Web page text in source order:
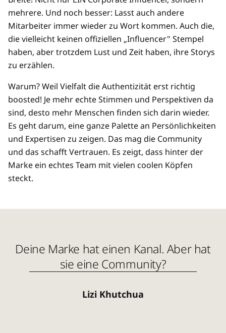
mehrere. Und noch besser: Lasst auch andere
Mitarbeiter immer wieder zu Wort kommen. Auch die,
die vielleicht keinen offiziellen „Influencer" Stempel
haben, aber trotzdem Lust und Zeit haben, ihre Storys
zu erzählen.
Warum? Weil Vielfalt die Authentizität erst richtig
boosted! Je mehr echte Stimmen und Perspektiven da
sind, desto mehr Menschen finden sich darin wieder.
Es geht darum, eine ganze Palette an Persönlichkeiten
und Expertisen zu zeigen. Das mag die Community
und das schafft Vertrauen. Es zeigt, dass hinter der
Marke ein echtes Team mit vielen coolen Köpfen
steckt.
Deine Marke hat einen Kanal. Aber hat
sie eine Community?
Lizi Khutchua